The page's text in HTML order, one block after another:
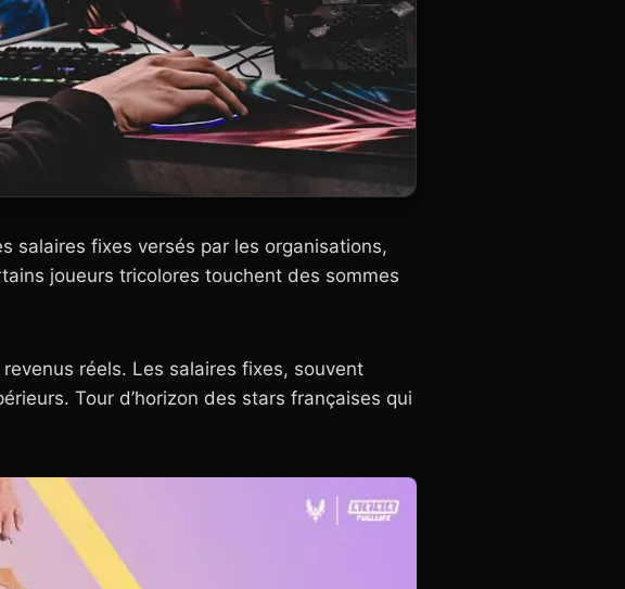
salaires fixes versés par les organisations,
joueurs tricolores touchent des sommes
réels. Les salaires fixes, souvent
Tour d’horizon des stars françaises qui